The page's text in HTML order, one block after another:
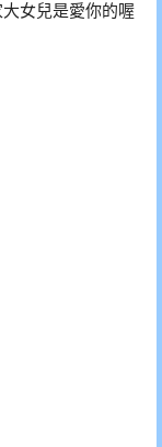
女兒是愛你的喔